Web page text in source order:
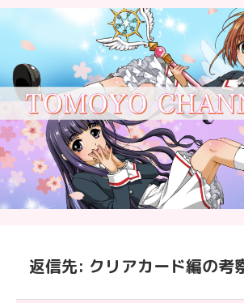
返信先: クリアカード編の考